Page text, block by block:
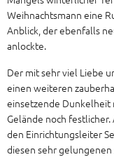
Weihnachtsmann eine
Anblick, der ebenfalls
anlockte.
Der mit sehr viel Liebe
einen weiteren
einsetzende Dunkelheit
Gelände noch
den Einrichtungsleiter
diesen sehr